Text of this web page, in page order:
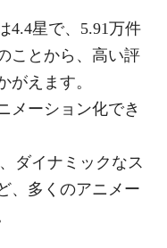
4.4星で、5.91万件
ことから、高い評
がえます。
メーション化でき
ダイナミックなス
、多くのアニメー